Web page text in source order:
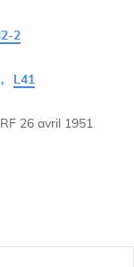
2
L41
26 avril 1951